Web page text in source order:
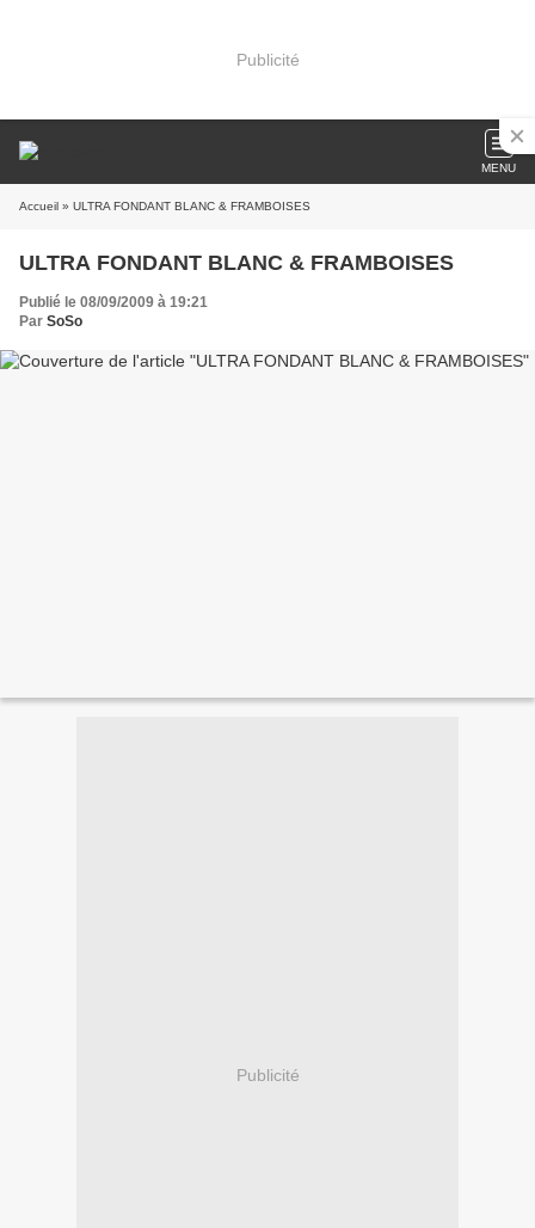
Publicité
MENU
Accueil » ULTRA FONDANT BLANC & FRAMBOISES
ULTRA FONDANT BLANC & FRAMBOISES
Publié le 08/09/2009 à 19:21
Par SoSo
Publicité